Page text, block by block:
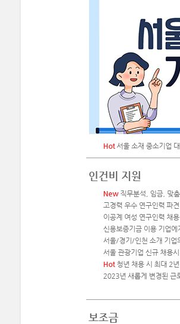
Hot 서울 소재 중소기업
인건비 지원
New 직무분석, 임금, 맞
고경력 우수 연구인력 파
이공계 여성 연구인력 채
신용보증기금 이용 기업
서울/경기/인천 소개 기업
서울 관광기업 신규 채용
Hot 청년 채용 시 최대 2
2023년 새롭게 변경된
보조금